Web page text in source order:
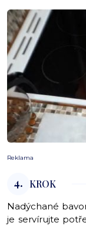
Reklama
4. KROK
Nadýchané
je servírujte